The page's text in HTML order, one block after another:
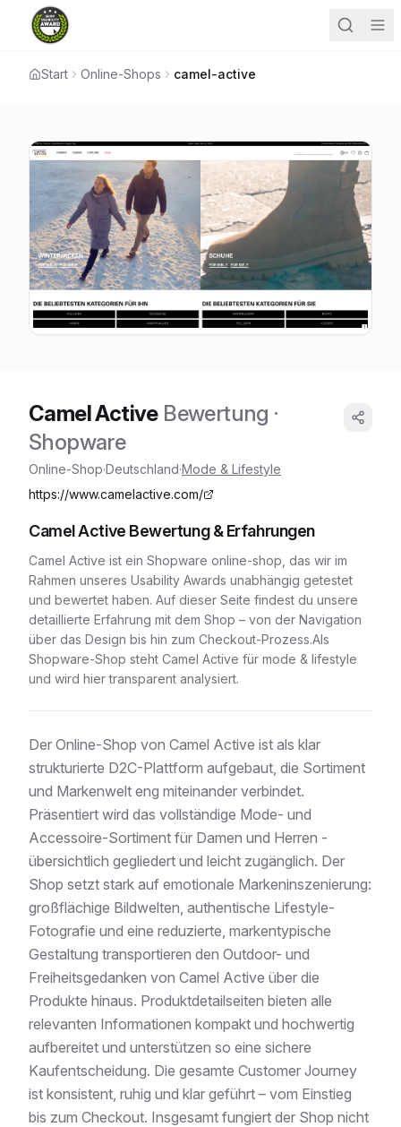
Start Online-Shops camel-active
Camel ActiveBewertung ·
Shopware
Online-Shop·Deutschland·Mode & Lifestyle
https://www.camelactive.com/
Camel Active Bewertung & Erfahrungen
Camel Active ist ein Shopware online-shop , das wir im
Rahmen unseres Usability Awards unabhängig getestet
und bewertet haben. Auf dieser Seite findest du unsere
detaillierte Erfahrung mit dem Shop – von der Navigation
über das Design bis hin zum Checkout-Prozess.Als
Shopware-Shop steht Camel Active für mode & lifestyle
und wird hier transparent analysiert.
Der Online-Shop von Camel Active ist als klar
strukturierte D2C-Plattform aufgebaut, die Sortiment
und Markenwelt eng miteinander verbindet.
Präsentiert wird das vollständige Mode- und
Accessoire-Sortiment für Damen und Herren -
übersichtlich gegliedert und leicht zugänglich. Der
Shop setzt stark auf emotionale Markeninszenierung:
großflächige Bildwelten, authentische Lifestyle-
Fotografie und eine reduzierte, markentypische
Gestaltung transportieren den Outdoor- und
Freiheitsgedanken von Camel Active über die
Produkte hinaus. Produktdetailseiten bieten alle
relevanten Informationen kompakt und hochwertig
aufbereitet und unterstützen so eine sichere
Kaufentscheidung. Die gesamte Customer Journey
ist konsistent, ruhig und klar geführt – vom Einstieg
bis zum Checkout. Insgesamt fungiert der Shop nicht